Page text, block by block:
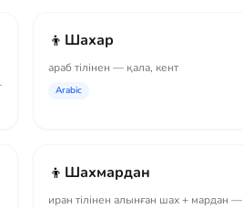
👦 Шахар
араб тілінен — қала, кент
Arabic
👦 Шахмардан
иран тілінен алынған шах + мардан —